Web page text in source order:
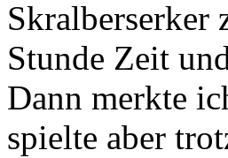
Skralberserker
Stunde Zeit
Dann merkte
spielte aber